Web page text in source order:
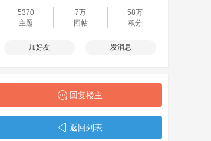
5370
主题
7万
回帖
58万
积分
加好友 发消息
回复楼主
返回列表